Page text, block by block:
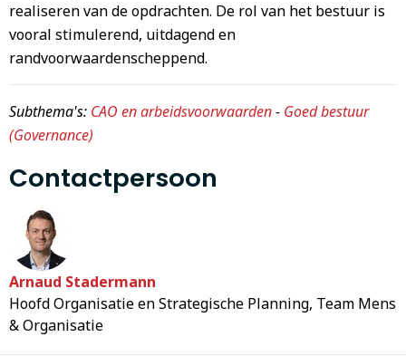
realiseren van de opdrachten. De rol van het bestuur is
vooral stimulerend, uitdagend en
randvoorwaardenscheppend.
Subthema's: CAO en arbeidsvoorwaarden- Goed bestuur
(Governance)
Contactpersoon
Arnaud Stadermann
Hoofd Organisatie en Strategische Planning, Team Mens
& Organisatie